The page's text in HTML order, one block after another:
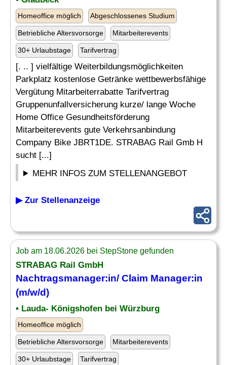
Homeoffice möglich Abgeschlossenes Studium
Betriebliche Altersvorsorge Mitarbeiterevents
30+ Urlaubstage Tarifvertrag
[. .. ] vielfältige Weiterbildungsmöglichkeiten
Parkplatz kostenlose Getränke wettbewerbsfähige
Vergütung Mitarbeiterrabatte Tarifvertrag
Gruppenunfallversicherung kurze/ lange Woche
Home Office Gesundheitsförderung
Mitarbeiterevents gute Verkehrsanbindung
Company Bike JBRT1DE. STRABAG Rail Gmb H
sucht [...]
MEHR INFOS ZUM STELLENANGEBOT
▶ Zur Stellenanzeige
Job am 18.06.2026 bei StepStone gefunden
STRABAG Rail GmbH
Nachtragsmanager:in/ Claim Manager:in
(m/w/d)
• Lauda- Königshofen bei Würzburg
Homeoffice möglich
Betriebliche Altersvorsorge Mitarbeiterevents
30+ Urlaubstage Tarifvertrag